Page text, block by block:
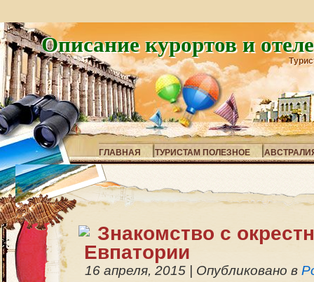
Описание курортов и
ГЛАВНАЯ ТУРИСТАМ ПОЛЕЗНОЕ
Знакомство с
Евпатории
16 апреля, 2015 Опубликовано в